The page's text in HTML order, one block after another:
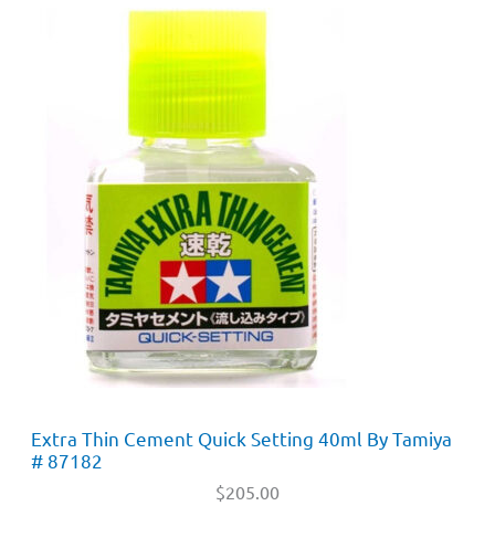
Extra Thin Cement Quick Setting 40ml By Tamiya
# 87182
$205.00